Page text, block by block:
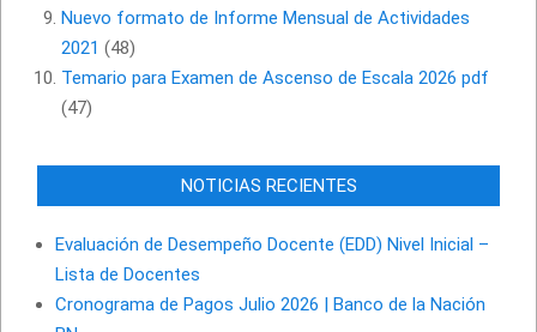
Nuevo formato de Informe Mensual de Actividades
2021 (48)
Temario para Examen de Ascenso de Escala 2026 pdf
(47)
NOTICIAS RECIENTES
Evaluación de Desempeño Docente (EDD) Nivel Inicial –
Lista de Docentes
Cronograma de Pagos Julio 2026 | Banco de la Nación